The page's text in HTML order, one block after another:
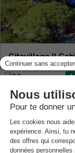
Gitavillage Il
Toscane,Albinia
3.9
TENTE 4 personnes
Du 13 au 14 sept., 1
Annulation gratuite